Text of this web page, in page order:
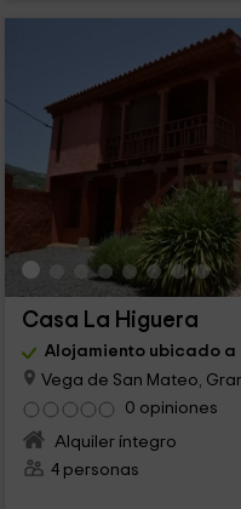
Casa La Higuera
Alojamiento ubicado a
Vega de San Mateo,
0 opiniones
Alquiler íntegro
4 personas